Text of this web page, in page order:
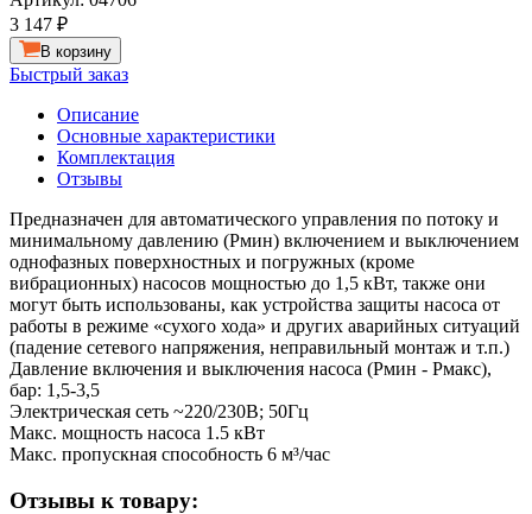
3 147 ₽
В корзину
Быстрый заказ
Описание
Основные характеристики
Комплектация
Отзывы
Предназначен для автоматического управления по потоку и
минимальному давлению (Рмин) включением и выключением
однофазных поверхностных и погружных (кроме
вибрационных) насосов мощностью до 1,5 кВт, также они
могут быть использованы, как устройства защиты насоса от
работы в режиме «сухого хода» и других аварийных ситуаций
(падение сетевого напряжения, неправильный монтаж и т.п.)
Давление включения и выключения насоса (Рмин - Рмакс),
бар: 1,5-3,5
Электрическая сеть ~220/230В; 50Гц
Макс. мощность насоса 1.5 кВт
Макс. пропускная способность 6 м³/час
Отзывы к товару: